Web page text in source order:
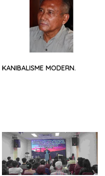
KANIBALISME MODERN.